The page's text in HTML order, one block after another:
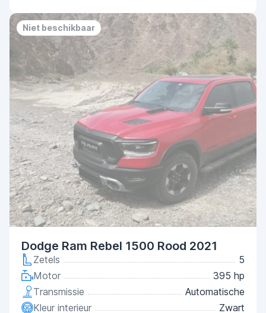
Niet beschikbaar
Dodge Ram Rebel 1500 Rood 2021
Zetels
5
Motor
395 hp
Transmissie
Automatische
Kleur interieur
Zwart